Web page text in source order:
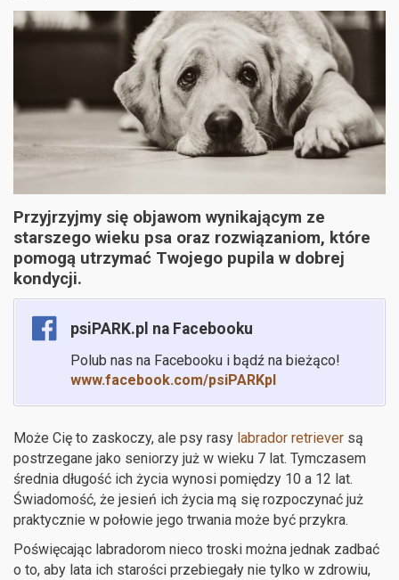
Przyjrzyjmy się objawom wynikającym ze
starszego wieku psa oraz rozwiązaniom, które
pomogą utrzymać Twojego pupila w dobrej
kondycji.
psiPARK.pl na Facebooku
Polub nas na Facebooku i bądź na bieżąco!
www.facebook.com/psiPARKpl
Może Cię to zaskoczy, ale psy rasy labrador retriever są
postrzegane jako seniorzy już w wieku 7 lat. Tymczasem
średnia długość ich życia wynosi pomiędzy 10 a 12 lat.
Świadomość, że jesień ich życia mą się rozpoczynać już
praktycznie w połowie jego trwania może być przykra.
Poświęcając labradorom nieco troski można jednak zadbać
o to, aby lata ich starości przebiegały nie tylko w zdrowiu,